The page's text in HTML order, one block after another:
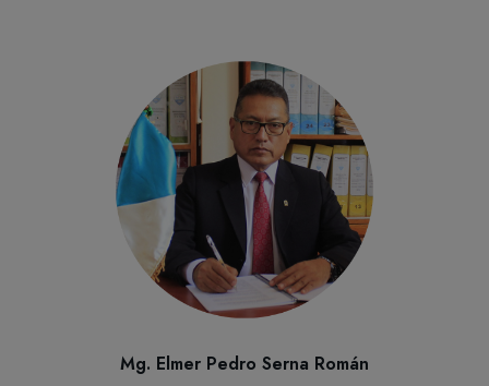
Mg. Elmer Pedro Serna Román